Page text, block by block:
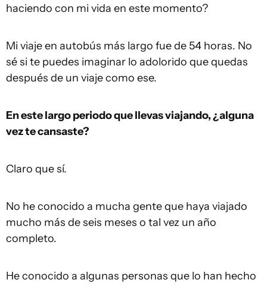
haciendo con mi vida en este momento?
Mi viaje en autobús más largo fue de 54 horas. No
sé si te puedes imaginar lo adolorido que quedas
después de un viaje como ese.
En este largo periodo que llevas viajando, ¿alguna
vez te cansaste?
Claro que sí.
No he conocido a mucha gente que haya viajado
mucho más de seis meses o tal vez un año
completo.
He conocido a algunas personas que lo han hecho